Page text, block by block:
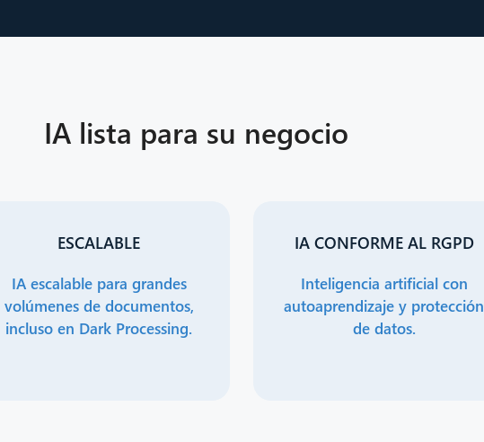
IA lista para su negocio
ESCALABLE
IA escalable para grandes
volúmenes de documentos,
incluso en Dark Processing.
IA CONFORME AL RGPD
Inteligencia artificial con
autoaprendizaje y protección
de datos.